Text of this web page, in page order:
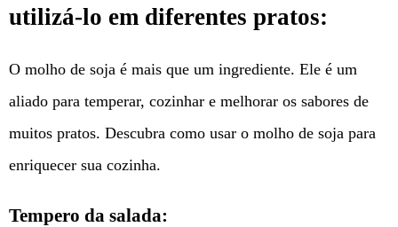
utilizá-lo em diferentes pratos:
O molho de soja é mais que um ingrediente. Ele é um
aliado para temperar, cozinhar e melhorar os sabores de
muitos pratos. Descubra como usar o molho de soja para
enriquecer sua cozinha.
Tempero da salada: